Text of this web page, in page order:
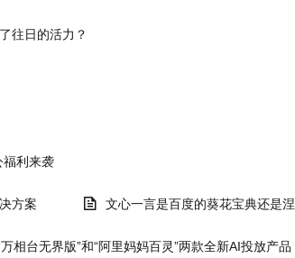
往日的活力？
福利来袭
方案 文心一言是百度的葵花宝典还是
相台无界版”和“阿里妈妈百灵”两款全新AI投放产品